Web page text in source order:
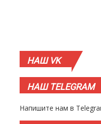
НАШVK
НАШTELEGRAM
Напишите нам в